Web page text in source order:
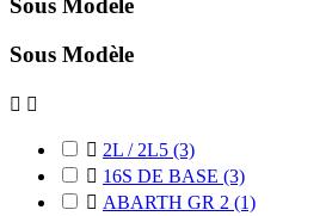
Sous Modèle
Sous Modèle
 
 2L / 2L5 (3)
 16S DE BASE (3)
 ABARTH GR 2 (1)